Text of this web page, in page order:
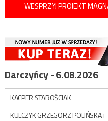
WESPRZYJ PROJEKT
Darczyńcy - 6.08.2026
KACPER STAROŚCIAK
KULCZYK GRZEGORZ POLIŃSKA i